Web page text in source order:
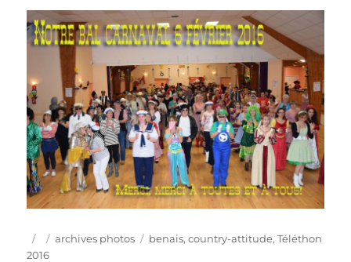
Publié
le
Catégories
archives photos Étiquettes
benais,country-attitude,Téléthon
2016